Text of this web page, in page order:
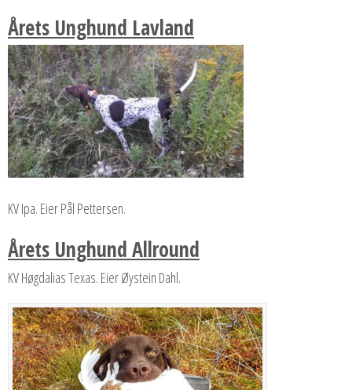
Årets Unghund Lavland
KV Ipa. Eier Pål Pettersen.
Årets Unghund Allround
KV Høgdalias Texas. Eier Øystein Dahl.